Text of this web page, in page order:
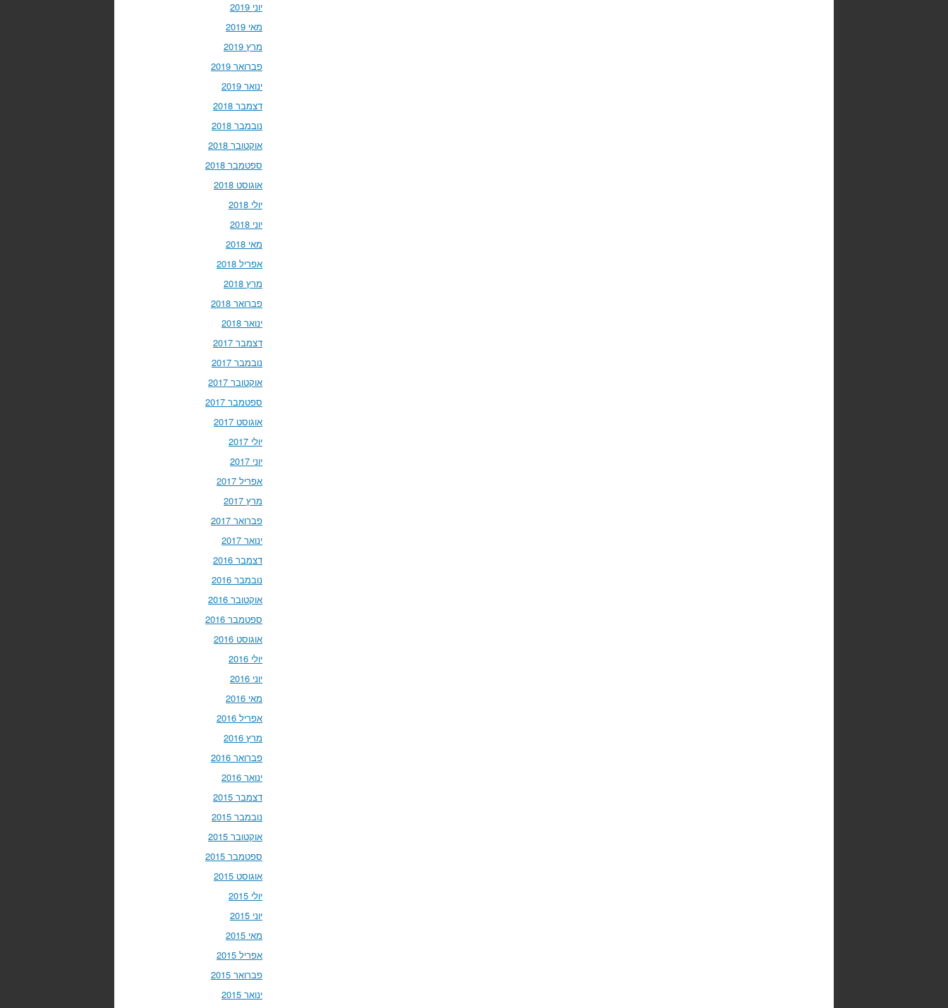
יוני 2019
מאי 2019
מרץ 2019
פברואר 2019
ינואר 2019
דצמבר 2018
נובמבר 2018
אוקטובר 2018
ספטמבר 2018
אוגוסט 2018
יולי 2018
יוני 2018
מאי 2018
אפריל 2018
מרץ 2018
פברואר 2018
ינואר 2018
דצמבר 2017
נובמבר 2017
אוקטובר 2017
ספטמבר 2017
אוגוסט 2017
יולי 2017
יוני 2017
אפריל 2017
מרץ 2017
פברואר 2017
ינואר 2017
דצמבר 2016
נובמבר 2016
אוקטובר 2016
ספטמבר 2016
אוגוסט 2016
יולי 2016
יוני 2016
מאי 2016
אפריל 2016
מרץ 2016
פברואר 2016
ינואר 2016
דצמבר 2015
נובמבר 2015
אוקטובר 2015
ספטמבר 2015
אוגוסט 2015
יולי 2015
יוני 2015
מאי 2015
אפריל 2015
פברואר 2015
ינואר 2015